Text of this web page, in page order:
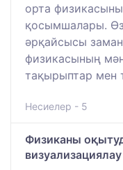
орта
қосымшалары. Өз
әрқайсысы
физикасының
тақырыптар мен
Несиелер - 5
Физиканы
визуализациялау